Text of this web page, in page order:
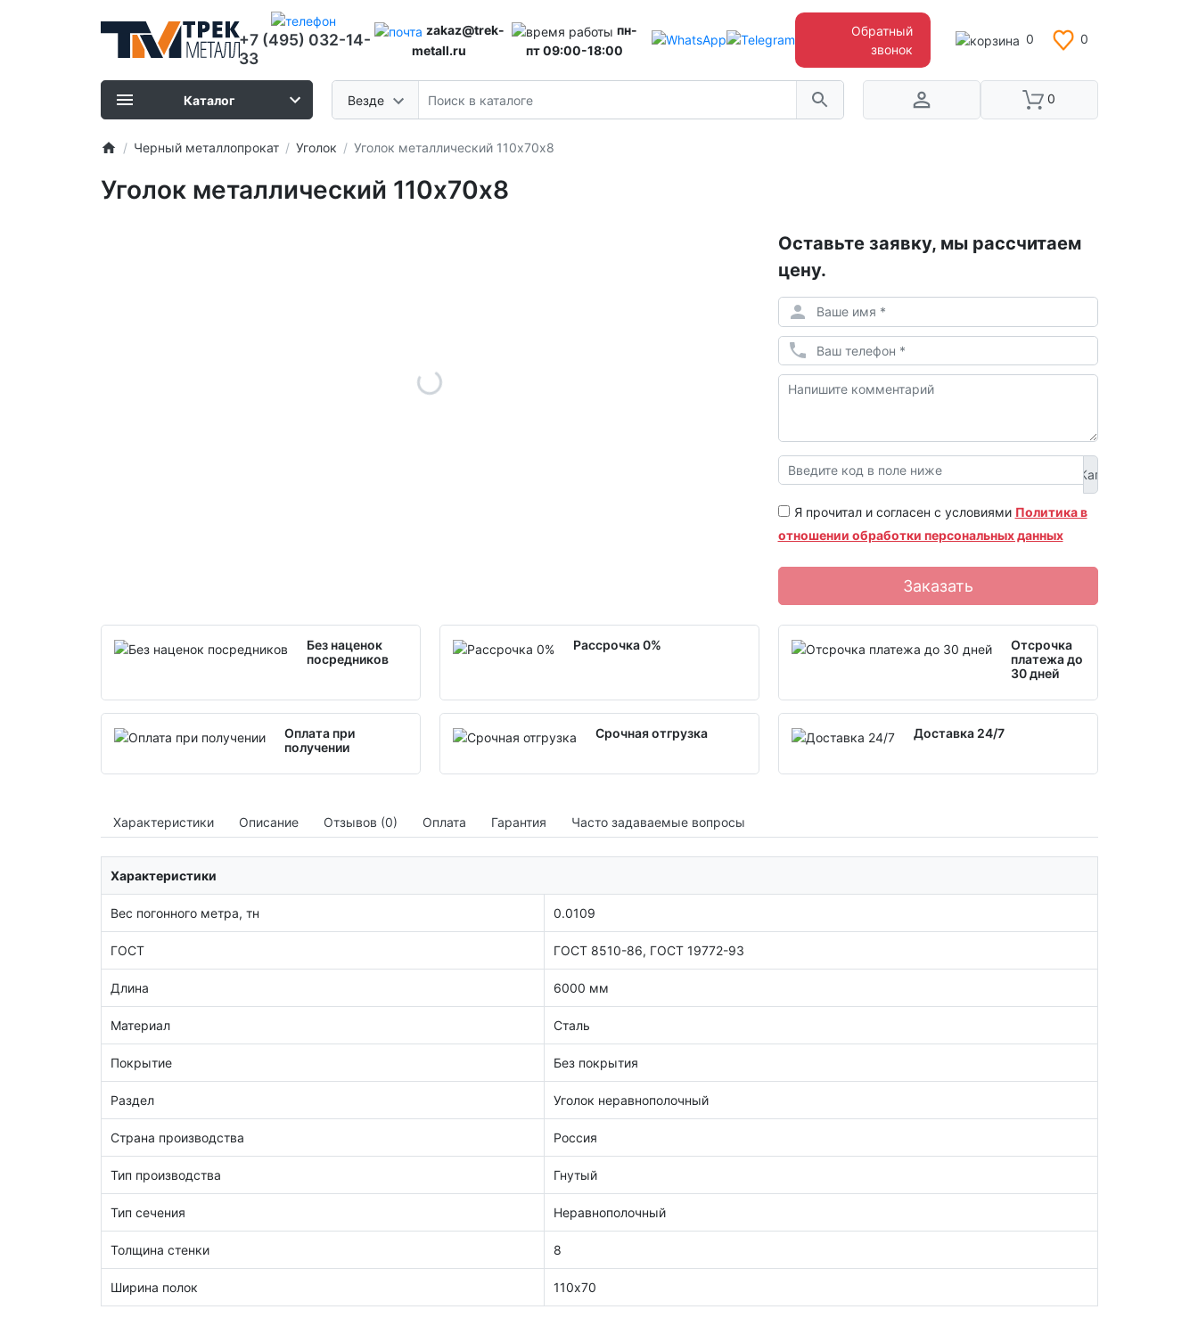
0 0
+7 (495) 032-14-
33
zakaz@trek-
metall.ru
пн-
пт 09:00-18:00
Обратный
звонок
Везде 0
Каталог
Черный металлопрокат Уголок Уголок металлический 110х70х8
Уголок металлический 110х70х8
Оставьте заявку, мы рассчитаем
цену.
Я прочитал и согласен с условиями Политика в
отношении обработки персональных данных
Заказать
Без наценок
посредников
Рассрочка 0%
Отсрочка
платежа до
30 дней
Оплата при
получении
Срочная отгрузка Доставка 24/7
Характеристики Описание Отзывов (0) Оплата Гарантия Часто задаваемые вопросы
Характеристики
Вес погонного метра, тн 0.0109
ГОСТ ГОСТ 8510-86, ГОСТ 19772-93
Длина 6000 мм
Материал Сталь
Покрытие Без покрытия
Раздел Уголок неравнополочный
Страна производства Россия
Тип производства Гнутый
Тип сечения Неравнополочный
Толщина стенки 8
Ширина полок 110х70